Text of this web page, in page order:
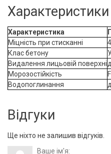
Характеристики
Характеристика
Міцність при стисканні
Клас бетону
Видалення лицьовій поверхні
Морозостійкість
Водопоглинання
Відгуки
Ще ніхто не залишив відгуків.
Ваше ім'я: